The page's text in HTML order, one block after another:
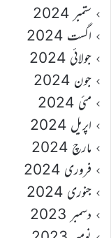
ستمبر 2024
اگست 2024
جولائی 2024
جون 2024
مئی 2024
اپریل 2024
مارچ 2024
فروری 2024
جنوری 2024
دسمبر 2023